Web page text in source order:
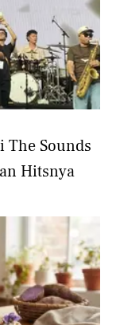
The Sounds
Hitsnya